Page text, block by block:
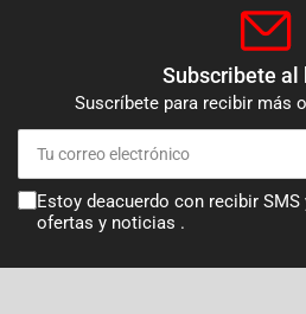
Subscribete al
Suscríbete para recibir más
Tu
correo
electrónico
Estoy deacuerdo con recibir
ofertas y noticias .